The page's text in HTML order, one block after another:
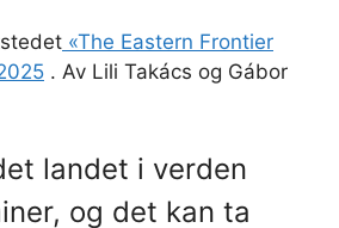
«The Eastern Frontier
. Av Lili Takács og Gábor
landet i verden
og det kan ta